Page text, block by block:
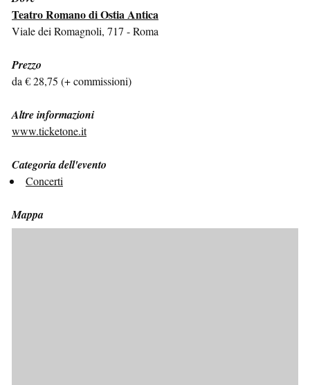
Teatro Romano di Ostia Antica
Viale dei Romagnoli, 717 - Roma
Prezzo
da € 28,75 (+ commissioni)
Altre informazioni
www.ticketone.it
Categoria dell'evento
Concerti
Mappa